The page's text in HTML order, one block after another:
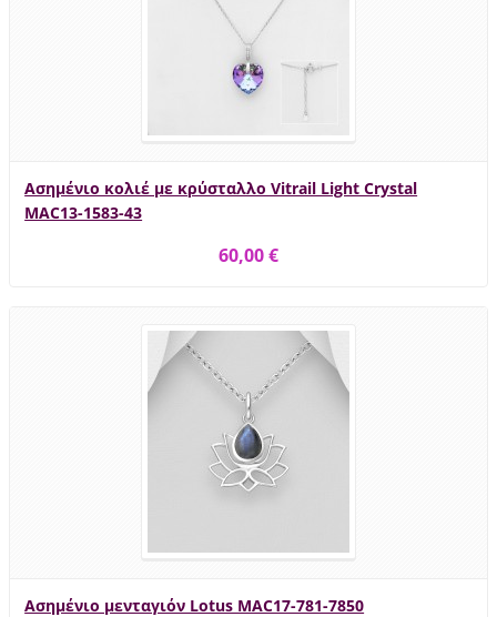
Ασημένιο κολιέ με κρύσταλλο Vitrail Light Crystal
MAC13-1583-43
60,00 €
Ασημένιο μενταγιόν Lotus MAC17-781-7850